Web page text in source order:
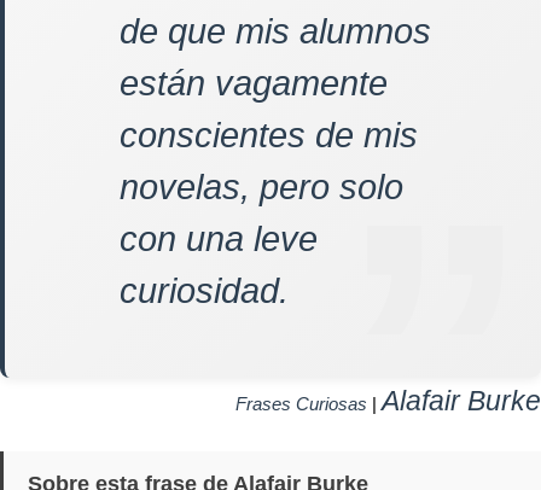
de que mis alumnos
están vagamente
conscientes de mis
novelas, pero solo
con una leve
curiosidad.
Frases Curiosas |Alafair Burke
Sobre esta frase de Alafair Burke